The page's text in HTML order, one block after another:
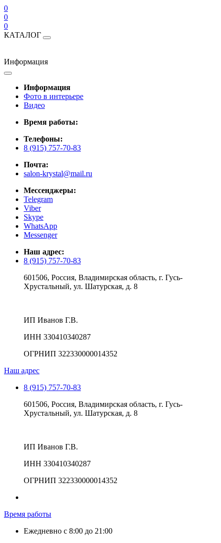
0
0
0
КАТАЛОГ
Информация
Информация
Фото в интерьере
Видео
Время работы:
Телефоны:
8 (915) 757-70-83
Почта:
salon-krystal@mail.ru
Мессенджеры:
Telegram
Viber
Skype
WhatsApp
Messenger
Наш адрес:
8 (915) 757-70-83
601506, Россия, Владимирская область, г. Гусь-
Хрустальный, ул. Шатурская, д. 8
ИП Иванов Г.В.
ИНН 330410340287
ОГРНИП 322330000014352
Наш адрес
8 (915) 757-70-83
601506, Россия, Владимирская область, г. Гусь-
Хрустальный, ул. Шатурская, д. 8
ИП Иванов Г.В.
ИНН 330410340287
ОГРНИП 322330000014352
Время работы
Ежедневно с 8:00 до 21:00